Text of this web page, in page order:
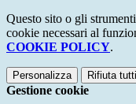
Questo sito o gli
cookie necessari al
COOKIE POLICY.
Personalizza Rifiuta tutti
Gestione cookie